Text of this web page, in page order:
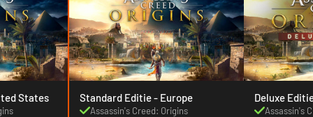
- United States Standard Editie - Europe
Assassin's Creed: Origins
Deluxe
Assassin's